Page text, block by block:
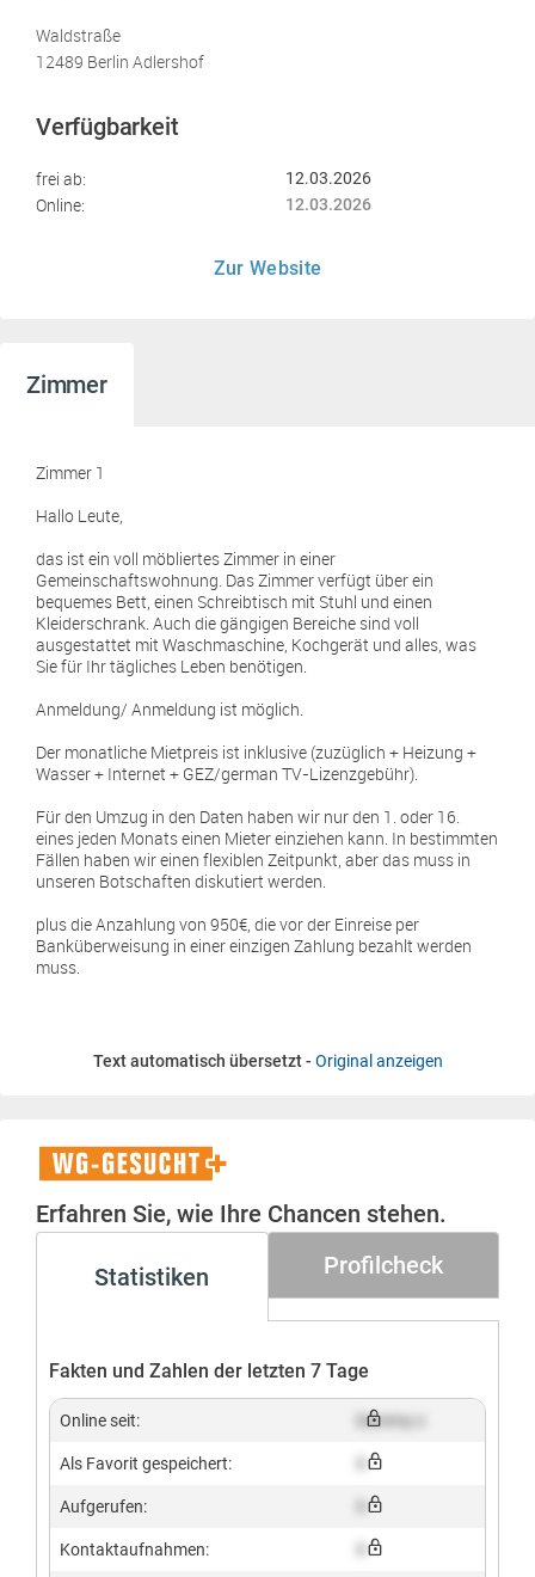
Waldstraße
12489 Berlin Adlershof
Verfügbarkeit
frei ab: 12.03.2026
Online: 12.03.2026
Zur Website
Zimmer
Zimmer 1
Hallo Leute,
das ist ein voll möbliertes Zimmer in einer
Gemeinschaftswohnung. Das Zimmer verfügt über ein
bequemes Bett, einen Schreibtisch mit Stuhl und einen
Kleiderschrank. Auch die gängigen Bereiche sind voll
ausgestattet mit Waschmaschine, Kochgerät und alles, was
Sie für Ihr tägliches Leben benötigen.
Anmeldung/ Anmeldung ist möglich.
Der monatliche Mietpreis ist inklusive (zuzüglich + Heizung +
Wasser + Internet + GEZ/german TV-Lizenzgebühr).
Für den Umzug in den Daten haben wir nur den 1. oder 16.
eines jeden Monats einen Mieter einziehen kann. In bestimmten
Fällen haben wir einen flexiblen Zeitpunkt, aber das muss in
unseren Botschaften diskutiert werden.
plus die Anzahlung von 950€, die vor der Einreise per
Banküberweisung in einer einzigen Zahlung bezahlt werden
muss.
Text automatisch übersetzt - Original anzeigen
WG-
Gesucht+
Erfahren Sie, wie Ihre Chancen stehen.
Statistiken Profilcheck
Fakten und Zahlen der letzten 7 Tage
Online seit: Dummy x
Als Favorit gespeichert:
Aufgerufen:
Kontaktaufnahmen: